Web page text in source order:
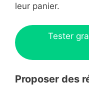
leur panier.
Tester
Proposer des